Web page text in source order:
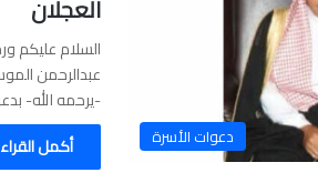
دعوات الأسرة
العجلان
السلام عليكم
عبدالرحمن
-يرحمه الله-
أكمل